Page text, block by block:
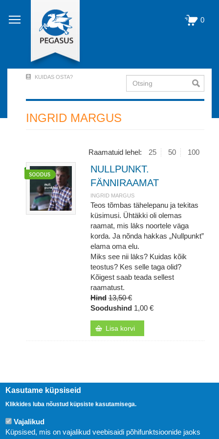
edasi
põhisisu
0
Account
Menu
KUIDAS OSTA? Otsing
INGRID MARGUS
Raamatuid lehel: 25 50 100
NULLPUNKT.
FÄNNIRAAMAT
INGRID MARGUS
Teos tõmbas tähelepanu ja tekitas
küsimusi. Ühtäkki oli olemas
raamat, mis läks noortele väga
korda. Ja nõnda hakkas „Nullpunkt”
elama oma elu.
Miks see nii läks? Kuidas kõik
teostus? Kes selle taga olid?
Kõigest saab teada sellest
raamatust.
Hind 13,50 €
Soodushind 1,00 €
Lisa korvi
Kasutame küpsiseid
Klikkides luba nõustud küpsiste kasutamisega.
Vajalikud
Küpsised, mis on vajalikud veebisaidi põhifunktsioonide jaoks